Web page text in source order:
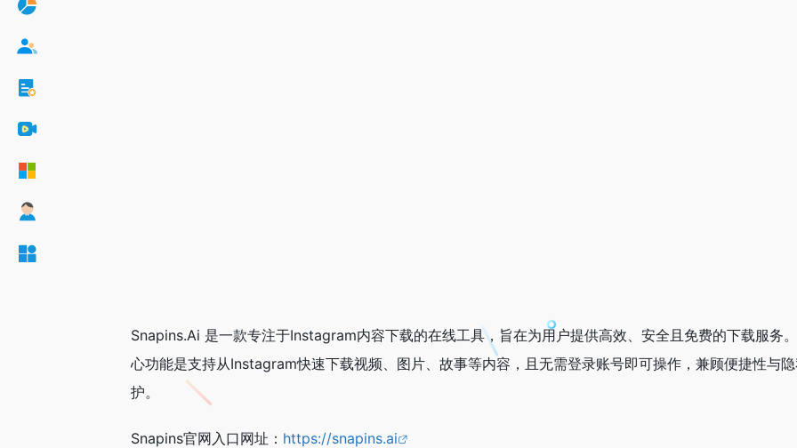
Snapins.Ai 是一款专注于Instagram内容下载的在线工具，旨在为用户提供高效、安全且免费的下载服务
心功能是支持从Instagram快速下载视频、图片、故事等内容，且无需登录账号即可操作，兼顾便捷性与
护。
Snapins官网入口网址： https://snapins.ai